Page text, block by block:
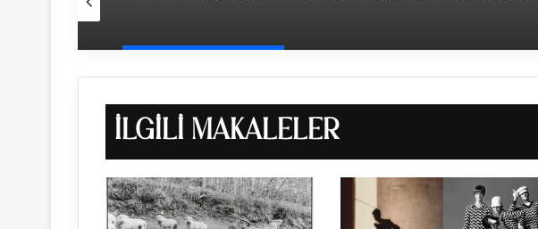
İLGILI MAKALELER